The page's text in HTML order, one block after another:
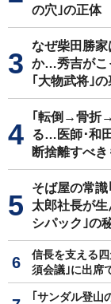
の穴｣の正体
なぜ柴田勝
か…秀吉がこ
｢大物武将｣の
｢転倒→骨折
る…医師･和
断捨離すべき
そば屋の常
太郎社長が
シパック｣の
信長を支える
須会議｣に出席
｢サンダル登山